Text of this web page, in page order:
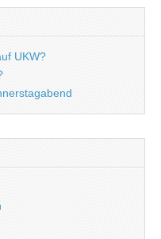
UKW?